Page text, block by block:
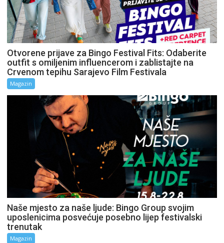
Otvorene prijave za Bingo Festival Fits: Odaberite
outfit s omiljenim influencerom i zablistajte na
Crvenom tepihu Sarajevo Film Festivala
Magazin
Naše mjesto za naše ljude: Bingo Group svojim
uposlenicima posvećuje posebno lijep festivalski
trenutak
Magazin